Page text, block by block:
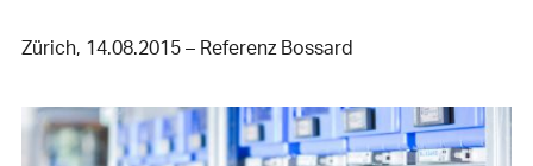
Zürich, 14.08.2015 – Referenz Bossard